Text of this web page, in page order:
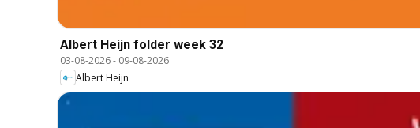
Albert Heijn folder week 32
03-08-2026- 09-08-2026
Albert Heijn